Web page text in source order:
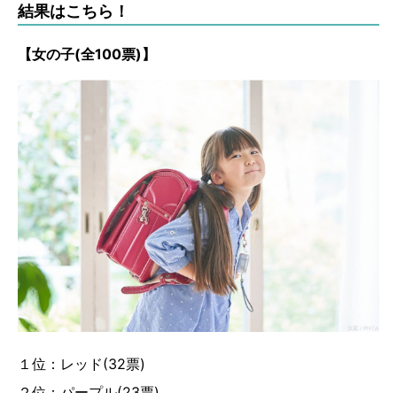
結果はこちら！
【女の子(全100票)】
１位：レッド(32票)